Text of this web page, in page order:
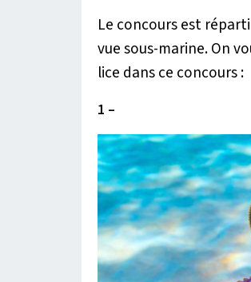
Le concours est
vue sous-marine. On
lice dans ce concours :
1 –